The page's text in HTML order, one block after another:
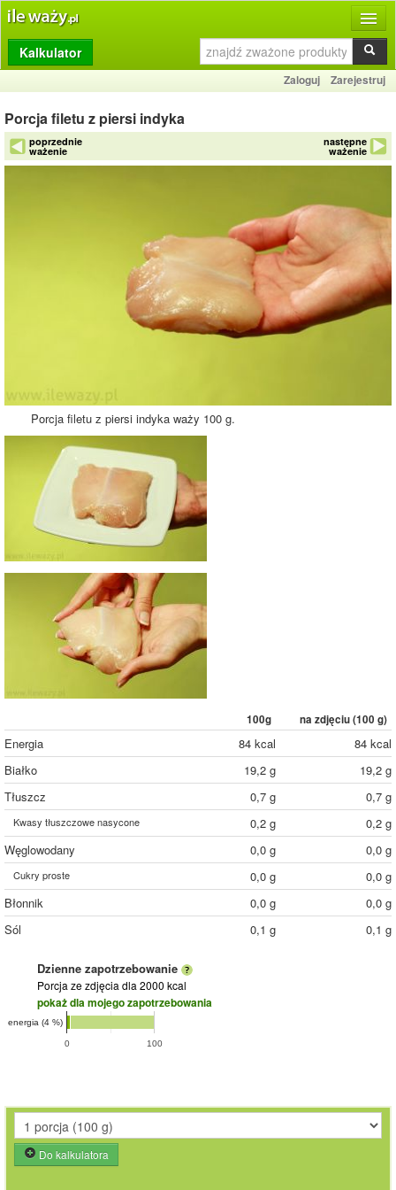
Produkty
Dziennik
Przelicznik
Porównywarka
Kalkulator
Zaloguj Zarejestruj
Porcja filetu z piersi indyka
poprzednie
ważenie
następne
ważenie
Porcja filetu z piersi indyka waży 100 g.
100g na zdjęciu (100 g)
Energia 84 kcal
84 kcal
Białko
19,2 g
19,2 g
Tłuszcz
0,7 g 0,7 g
Kwasy tłuszczowe nasycone 0,2 g
0,2 g
Węglowodany
0,0 g 0,0 g
Cukry proste 0,0 g
0,0 g
Błonnik
0,0 g
0,0 g
Sól
0,1 g 0,1 g
Dzienne zapotrzebowanie
Porcja ze zdjęcia dla 2000 kcal
pokaż dla mojego zapotrzebowania
0 100
energia (4 %)
Do kalkulatora